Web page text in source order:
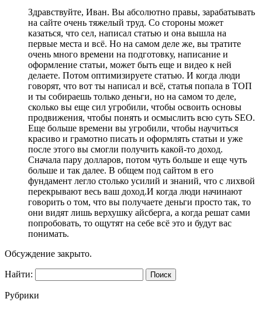
Здравствуйте, Иван. Вы абсолютно правы, зарабатывать
на сайте очень тяжелый труд. Со стороны может
казаться, что сел, написал статью и она вышла на
первые места и всё. Но на самом деле же, вы тратите
очень много времени на подготовку, написание и
оформление статьи, может быть еще и видео к ней
делаете. Потом оптимизируете статью. И когда люди
говорят, что вот ты написал и всё, статья попала в ТОП
и ты собираешь только деньги, но на самом то деле,
сколько вы еще сил угробили, чтобы освоить основы
продвижения, чтобы понять и осмыслить всю суть SEO.
Еще больше времени вы угробили, чтобы научиться
красиво и грамотно писать и оформлять статьи и уже
после этого вы смогли получить какой-то доход.
Сначала пару долларов, потом чуть больше и еще чуть
больше и так далее. В общем под сайтом в его
фундамент легло столько усилий и знаний, что с лихвой
перекрывают весь ваш доход.И когда люди начинают
говорить о том, что вы получаете деньги просто так, то
они видят лишь верхушку айсберга, а когда решат сами
попробовать, то ощутят на себе всё это и будут вас
понимать.
Обсуждение закрыто.
Найти:
Рубрики